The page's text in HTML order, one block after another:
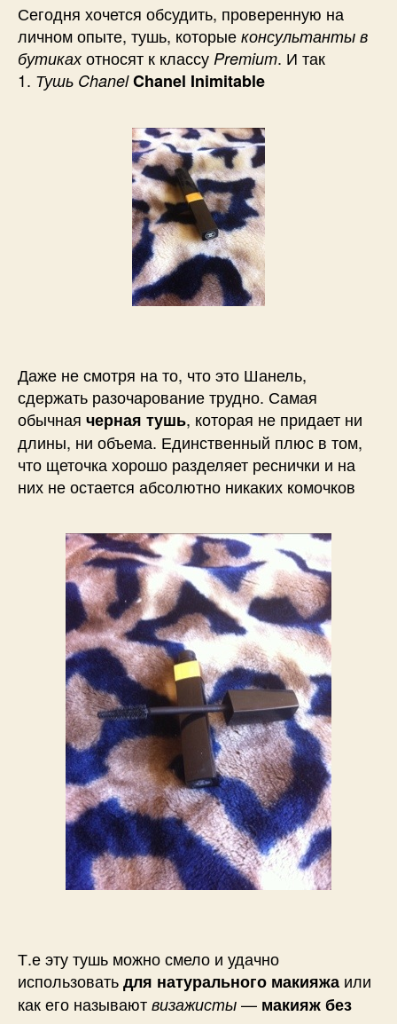
Сегодня хочется обсудить, проверенную на
личном опыте, тушь, которые консультанты в
бутикахотносят к классу Premium. И так
1. Тушь Chanel Chanel Inimitable
Даже не смотря на то, что это Шанель,
сдержать разочарование трудно. Самая
обычная черная тушь, которая не придает ни
длины, ни объема. Единственный плюс в том,
что щеточка хорошо разделяет реснички и на
них не остается абсолютно никаких комочков
Т.е эту тушь можно смело и удачно
использоватьдля натурального макияжа или
как его называют визажисты — макияж без